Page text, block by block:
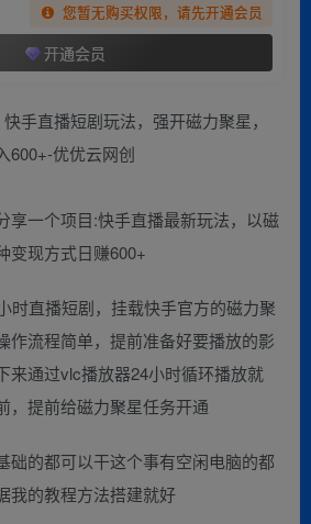
您暂无购买权限，请先开通会员
开通会员
享一个项目:快手直播最新玩法，以磁
变现方式日赚600+
时直播短剧，挂载快手官方的磁力聚
作流程简单，提前准备好要播放的影
来通过vlc播放器24小时循环播放就
，提前给磁力聚星任务开通
础的都可以干这个事有空闲电脑的都
我的教程方法搭建就好